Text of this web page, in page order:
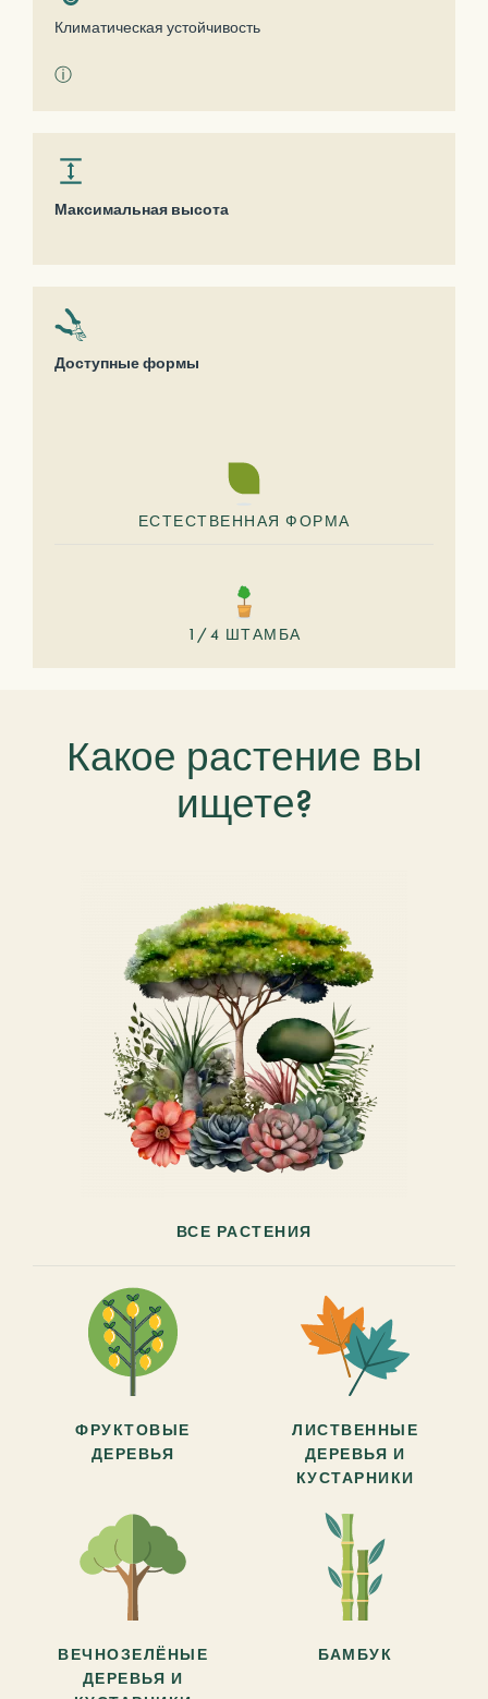
Климатическая устойчивость
ⓘ
Максимальная высота
Доступные формы
ЕСТЕСТВЕННАЯ ФОРМА
1/4 ШТАМБА
Какое растение вы
ищете?
ВСЕ РАСТЕНИЯ
ФРУКТОВЫЕ
ДЕРЕВЬЯ
ЛИСТВЕННЫЕ
ДЕРЕВЬЯ И
КУСТАРНИКИ
ВЕЧНОЗЕЛЁНЫЕ
ДЕРЕВЬЯ И
БАМБУК